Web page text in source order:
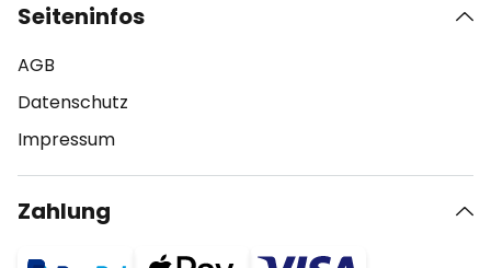
Seiteninfos
AGB
Datenschutz
Impressum
Zahlung